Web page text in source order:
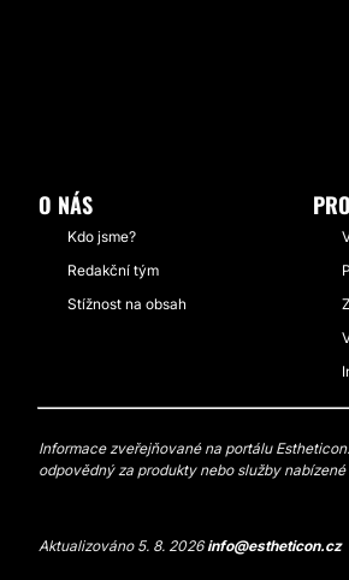
O NÁS
Kdo jsme?
Redakční tým
Stížnost na obsah
Informace zveřejňované na portálu
odpovědný za produkty nebo služby nabízené
Aktualizováno 5. 8. 2026info@estheticon.cz